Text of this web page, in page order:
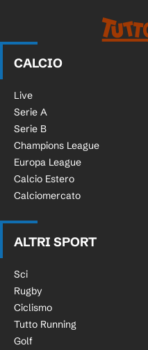
CALCIO
Live
Serie A
Serie B
Champions League
Europa League
Calcio Estero
Calciomercato
ALTRI SPORT
Sci
Rugby
Ciclismo
Tutto Running
Golf